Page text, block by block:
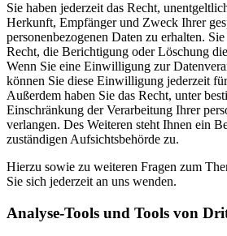
Sie haben jederzeit das Recht,
Herkunft, Empfänger und Zweck Ihrer
personenbezogenen Daten zu erhalten.
Recht, die Berichtigung oder Löschung
Wenn Sie eine Einwilligung zur
können Sie diese Einwilligung jederzeit
Außerdem haben Sie das Recht, unter
Einschränkung der Verarbeitung Ihrer
verlangen. Des Weiteren steht Ihnen ein
zuständigen Aufsichtsbehörde zu.
Hierzu sowie zu weiteren Fragen zum
Sie sich jederzeit an uns wenden.
Analyse-Tools und Tools von